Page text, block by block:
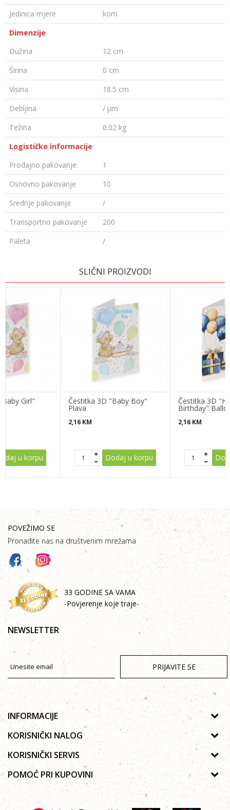
Jedinica mjere
kom
Dimenzije
Dužina
12 cm
Širina
0 cm
Visina
18.5 cm
Debljina
/ µm
Težina
0.02 kg
Logističke informacije
Prodajno pakovanje
1
Osnovno pakovanje
10
Srednje pakovanje
/
Transportno pakovanje
200
Paleta
/
Poruka
SLIČNI PROIZVODI
Girl"
u korpu
Čestitka 3D "Baby Boy"
Plava
2,16 KM
Dodaj u korpu
Čestitka 3D
Birthday"
2,16 KM
POVEŽIMO SE
Pronađite nas na društvenim mrežama
33 GODINE SA VAMA
-Povjerenje koje traje-
NEWSLETTER
PRIJAVITE SE
INFORMACIJE
O nama
Galerija
Saradnja
KORISNIČKI NALOG
Uputstvo za registraciju
Zaboravljena lozinka
Poručivanje
KORISNIČKI SERVIS
Politika privatnosti
Autorska prava
Uslovi korišćenja
POMOĆ PRI KUPOVINI
Kako kupiti online?
Najčešća pitanja